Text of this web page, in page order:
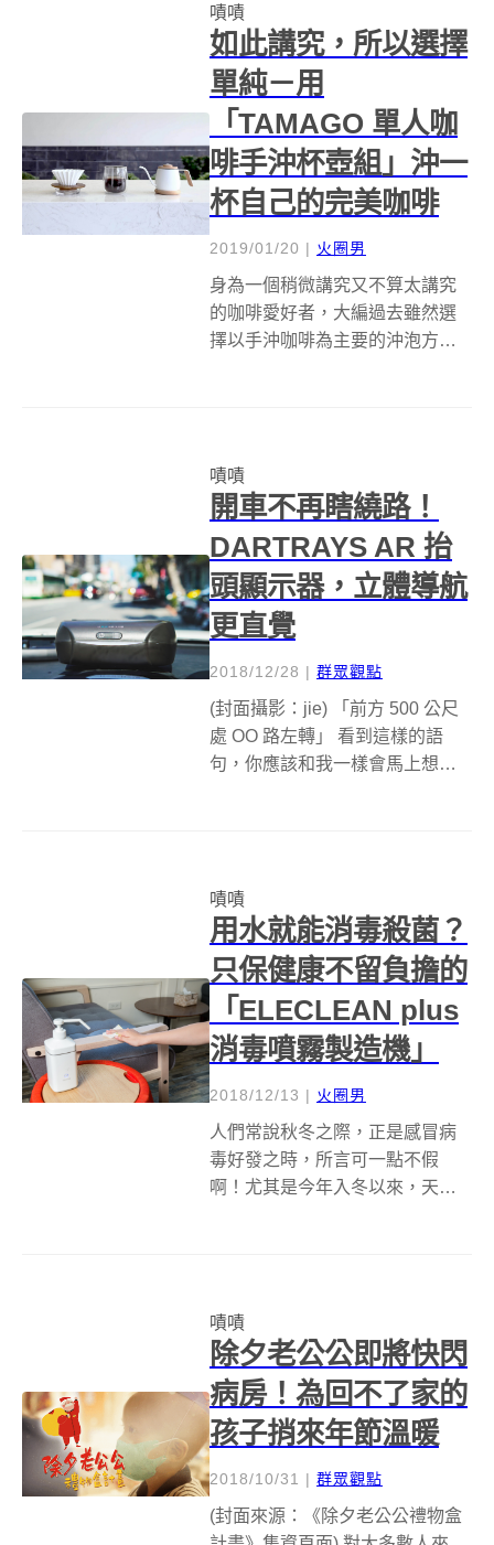
呢？ 於是台灣設計團隊 走走家具
GOGO ...
嘖嘖
如此講究，所以選擇
單純－用
「TAMAGO 單人咖
啡手沖杯壺組」沖一
杯自己的完美咖啡
2019/01/20 | 火圈男
身為一個稍微講究又不算太講究
的咖啡愛好者，大編過去雖然選
擇以手沖咖啡為主要的沖泡方
嘛～ 對不起.......！ 直到某天用上
朋友的...
嘖嘖
開車不再瞎繞路！
DARTRAYS AR 抬
頭顯示器，立體導航
更直覺
2018/12/28 | 群眾觀點
(封面攝影：jie) 「前方 500 公尺
處 OO 路左轉」 看到這樣的語
句，你應該和我一樣會馬上想起
口」「再...
嘖嘖
用水就能消毒殺菌？
只保健康不留負擔的
「ELECLEAN plus
消毒噴霧製造機」
2018/12/13 | 火圈男
人們常說秋冬之際，正是感冒病
毒好發之時，所言可一點不假
啊！尤其是今年入冬以來，天氣
需要出入辦公室、學校、捷運站
等公共場所的人們更...
嘖嘖
除夕老公公即將快閃
病房！為回不了家的
孩子捎來年節溫暖
2018/10/31 | 群眾觀點
(封面來源：《除夕老公公禮物盒